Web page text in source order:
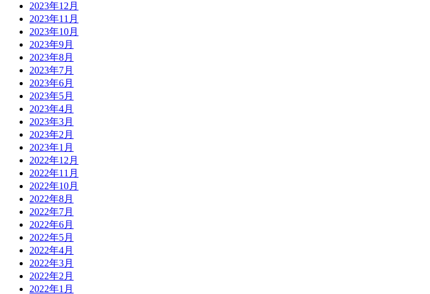
2023年12月
2023年11月
2023年10月
2023年9月
2023年8月
2023年7月
2023年6月
2023年5月
2023年4月
2023年3月
2023年2月
2023年1月
2022年12月
2022年11月
2022年10月
2022年8月
2022年7月
2022年6月
2022年5月
2022年4月
2022年3月
2022年2月
2022年1月